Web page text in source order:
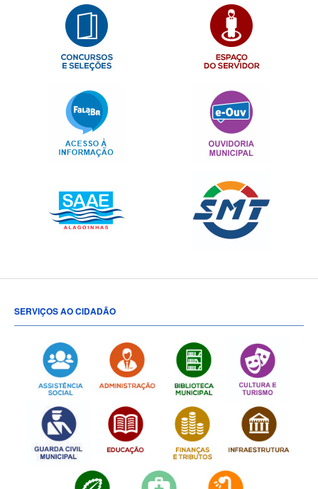
SERVIÇOS AO CIDADÃO